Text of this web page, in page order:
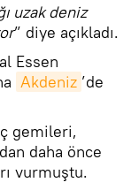
uzak deniz
” diye açıkladı.
Essen
Akdeniz ’de
gemileri,
daha önce
vurmuştu.